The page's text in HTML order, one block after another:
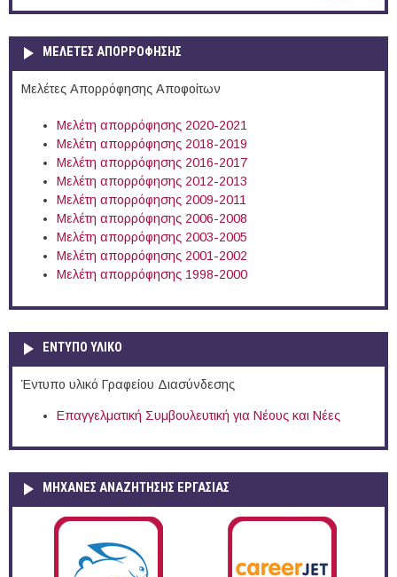
ΜΕΛΕΤΕΣ ΑΠΟΡΡΟΦΗΣΗΣ
Μελέτες Απορρόφησης Αποφοίτων
Μελέτη απορρόφησης 2020-2021
Μελέτη απορρόφησης 2018-2019
Μελέτη απορρόφησης 2016-2017
Μελέτη απορρόφησης 2012-2013
Μελέτη απορρόφησης 2009-2011
Μελέτη απορρόφησης 2006-2008
Μελέτη απορρόφησης 2003-2005
Μελέτη απορρόφησης 2001-2002
Μελέτη απορρόφησης 1998-2000
ΕΝΤΥΠΟ ΥΛΙΚΟ
Έντυπο υλικό Γραφείου Διασύνδεσης
Επαγγελματική Συμβουλευτική για Νέους και Νέες
ΜΗΧΑΝΕΣ ΑΝΑΖΗΤΗΣΗΣ ΕΡΓΑΣΙΑΣ